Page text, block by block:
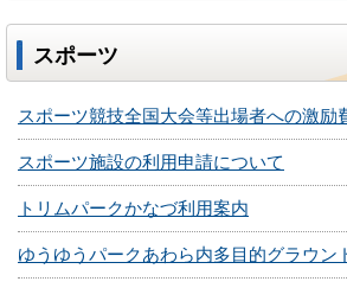
スポーツ
スポーツ競技全国大会等出場者への激励
スポーツ施設の利用申請について
トリムパークかなづ利用案内
ゆうゆうパークあわら内多目的グラウン